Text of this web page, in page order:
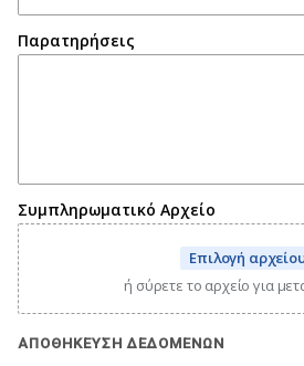
Παρατηρήσεις
Συμπληρωματικό Αρχείο
Επιλογή
ή σύρετε το αρχείο για
ΑΠΟΘΗΚΕΥΣΗ ΔΕΔΟΜΕΝΩΝ